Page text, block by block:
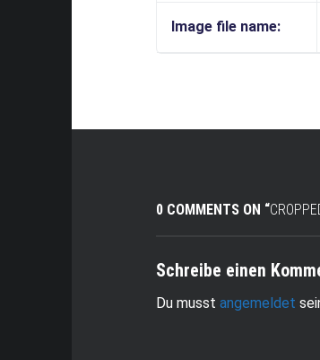
Image file name:
0 COMMENTS ON “
Schreibe einen
Du musstangemeldet